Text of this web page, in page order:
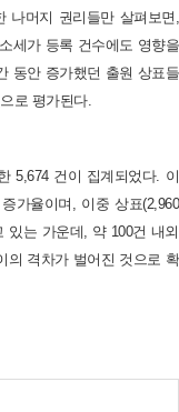
나머지 권리들만 살펴보면,
세가 등록 건수에도 영향을
동안 증가했던 출원 상표들
로 평가된다.
5,674 건이 집계되었다. 이
가율이며, 이중 상표(2,960
있는 가운데, 약 100건 내외
의 격차가 벌어진 것으로 확